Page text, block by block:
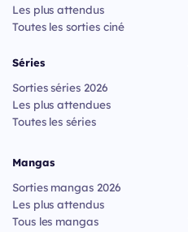
Les plus attendus
Toutes les sorties ciné
Séries
Sorties séries 2026
Les plus attendues
Toutes les séries
Mangas
Sorties mangas 2026
Les plus attendus
Tous les mangas